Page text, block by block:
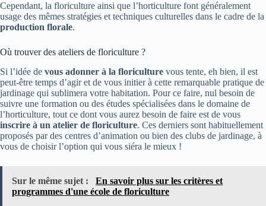
Cependant, la floriculture ainsi que l’horticulture font généralement
usage des mêmes stratégies et techniques culturelles dans le cadre de la
production florale.
Où trouver des ateliers de floriculture ?
Si l’idée de vous adonner à la floriculture vous tente, eh bien, il est
peut-être temps d’agir et de vous initier à cette remarquable pratique de
jardinage qui sublimera votre habitation. Pour ce faire, nul besoin de
suivre une formation ou des études spécialisées dans le domaine de
l’horticulture, tout ce dont vous aurez besoin de faire est de vous
inscrire à un atelier de floriculture. Ces derniers sont habituellement
proposés par des centres d’animation ou bien des clubs de jardinage, à
vous de choisir l’option qui vous siéra le mieux !
Sur le même sujet :
En savoir plus sur les critères et
programmes d'une école de floriculture